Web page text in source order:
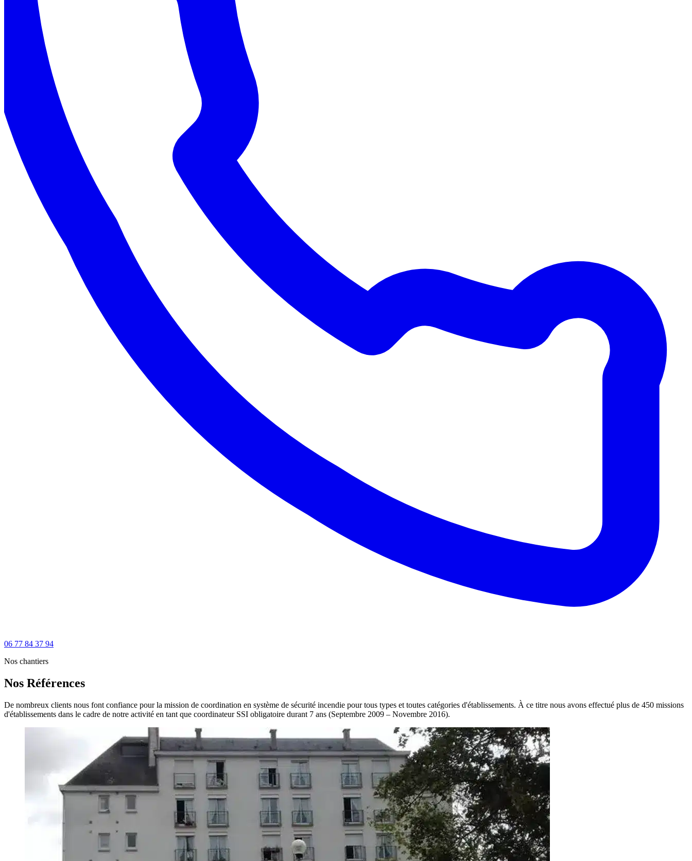
06 77 84 37 94
Nos chantiers
Nos Références
De nombreux clients nous font confiance pour la mission de coordination en système de sécurité incendie pour tous types et toutes catégories d'établissements. À ce titre nous avons effectué plus de 450 missions
d'établissements dans le cadre de notre activité en tant que coordinateur SSI obligatoire durant 7 ans (Septembre 2009 – Novembre 2016).